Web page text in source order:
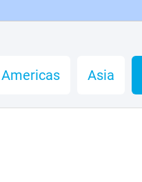
Americas Asia